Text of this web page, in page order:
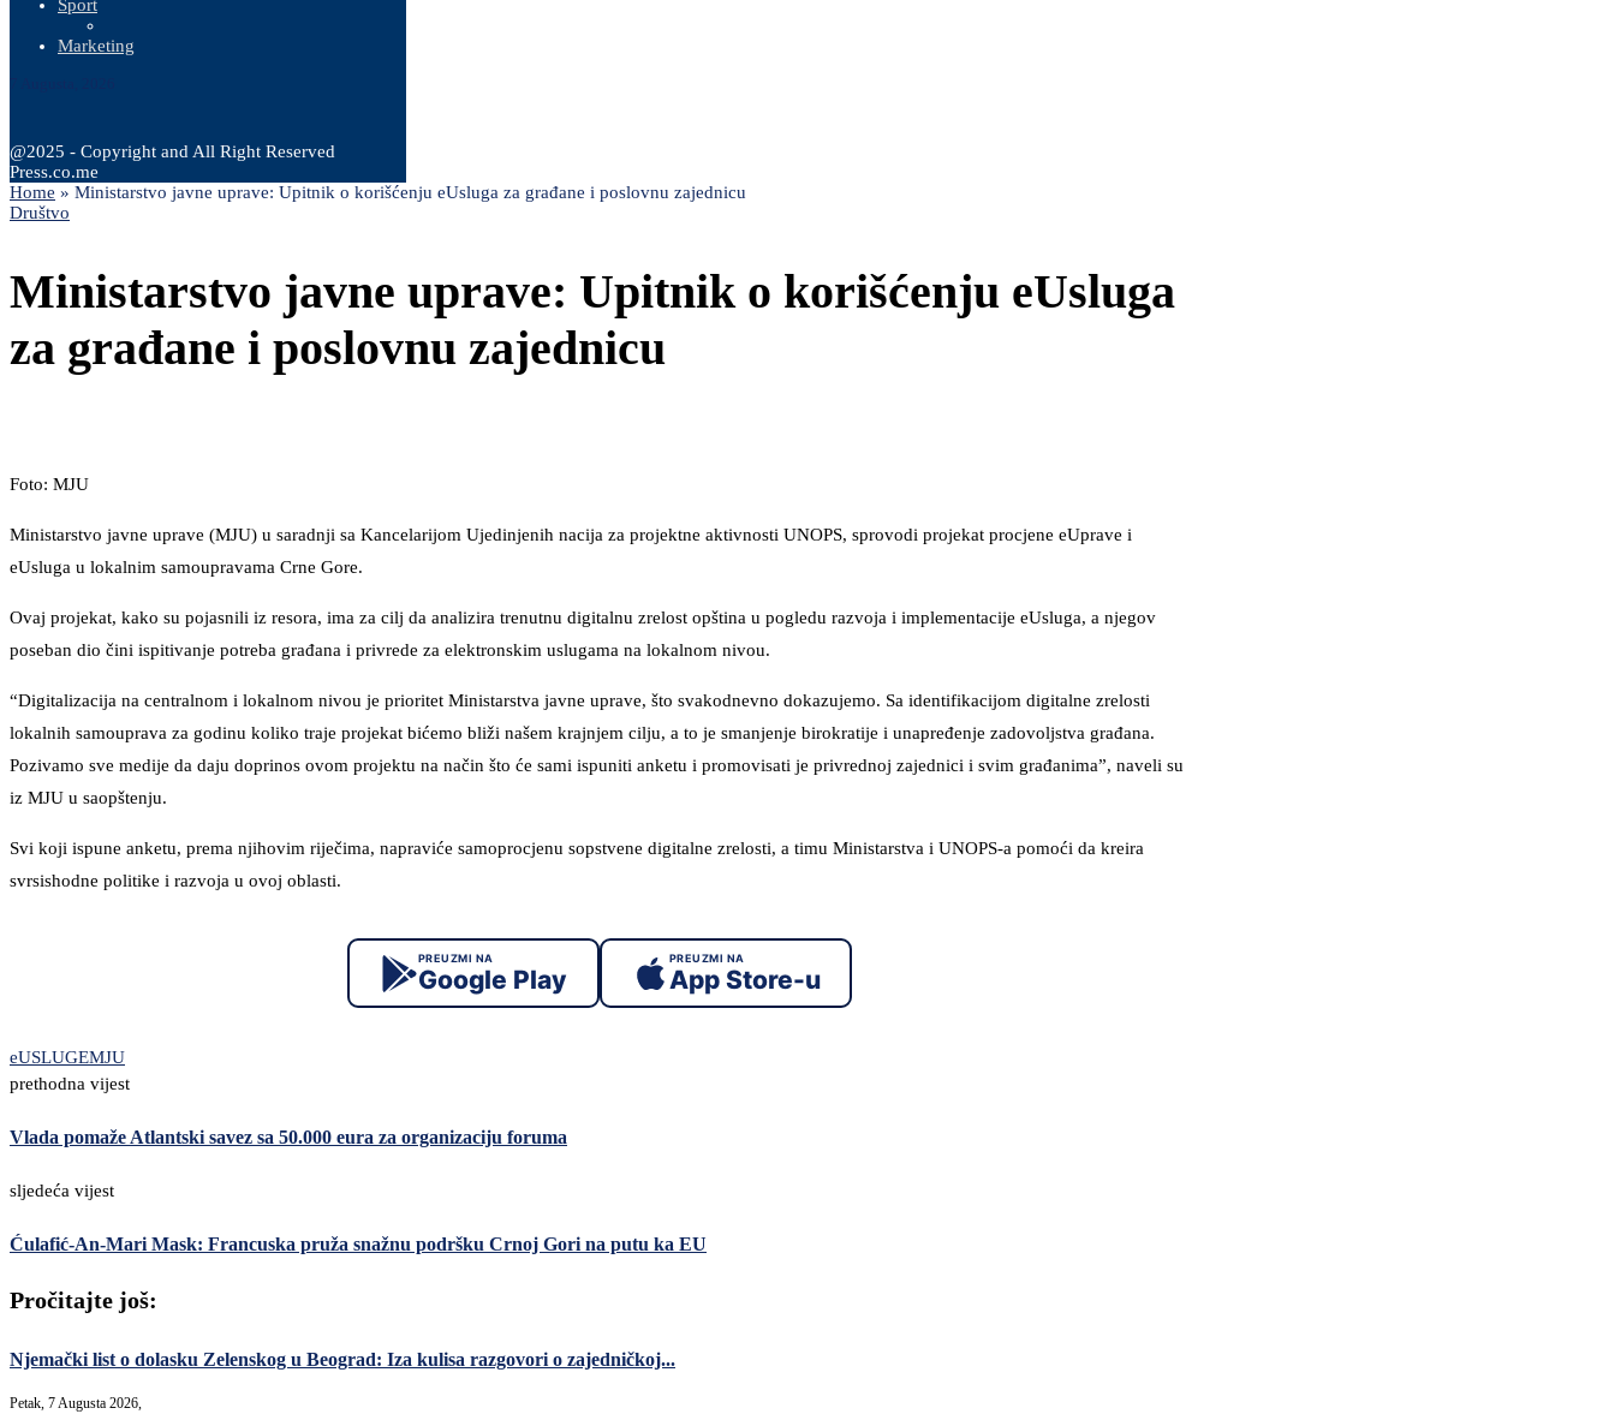
Sport
Marketing
@2025 - Copyright and All Right Reserved
Press.co.me
Home » Ministarstvo javne uprave: Upitnik o korišćenju eUsluga za građane i poslovnu zajednicu
Društvo
Ministarstvo javne uprave: Upitnik o korišćenju eUsluga
za građane i poslovnu zajednicu
Foto: MJU
Ministarstvo javne uprave (MJU) u saradnji sa Kancelarijom Ujedinjenih nacija za projektne aktivnosti UNOPS, sprovodi projekat procjene eUprave i
eUsluga u lokalnim samoupravama Crne Gore.
Ovaj projekat, kako su pojasnili iz resora, ima za cilj da analizira trenutnu digitalnu zrelost opština u pogledu razvoja i implementacije eUsluga, a njegov
poseban dio čini ispitivanje potreba građana i privrede za elektronskim uslugama na lokalnom nivou.
“Digitalizacija na centralnom i lokalnom nivou je prioritet Ministarstva javne uprave, što svakodnevno dokazujemo. Sa identifikacijom digitalne zrelosti
lokalnih samouprava za godinu koliko traje projekat bićemo bliži našem krajnjem cilju, a to je smanjenje birokratije i unapređenje zadovoljstva građana.
Pozivamo sve medije da daju doprinos ovom projektu na način što će sami ispuniti anketu i promovisati je privrednoj zajednici i svim građanima”, naveli su
iz MJU u saopštenju.
Svi koji ispune anketu, prema njihovim riječima, napraviće samoprocjenu sopstvene digitalne zrelosti, a timu Ministarstva i UNOPS-a pomoći da kreira
svrsishodne politike i razvoja u ovoj oblasti.
PREUZMI NA
Google Play
PREUZMI NA
App Store-u
eUSLUGEMJU
prethodna vijest
Vlada pomaže Atlantski savez sa 50.000 eura za organizaciju foruma
sljedeća vijest
Ćulafić-An-Mari Mask: Francuska pruža snažnu podršku Crnoj Gori na putu ka EU
Pročitajte još:
Njemački list o dolasku Zelenskog u Beograd: Iza kulisa razgovori o zajedničkoj...
Petak, 7 Augusta 2026,